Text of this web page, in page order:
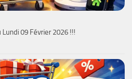
Lundi 09 Février 2026 !!!